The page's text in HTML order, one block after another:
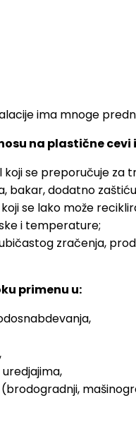
ima mnoge
na plastične
se preporučuje za
bakar, dodatno
se lako može
i temperature;
zračenja,
primenu u: